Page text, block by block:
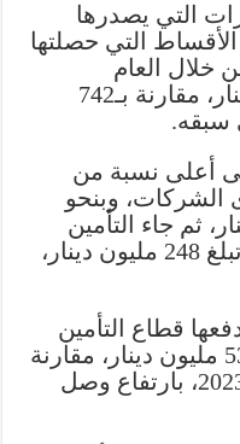
التي يصدرها
التي حصلتها
خلال العام
الماضي، بلغت 800 مليون دينار، مقارنة بـ742
سبقه.
أعلى نسبة من
الشركات، وبنحو
مليون دينار، ثم جاء التأمين
الطبي، بقرابة 31%، وبقيمة تبلغ 248 مليون دينار،
قطاع التأمين
في العام الماضي، فبلغت 534 مليون دينار، مقارنة
بـ501 مليون دينار خلال عام 2023، بارتفاع وصل